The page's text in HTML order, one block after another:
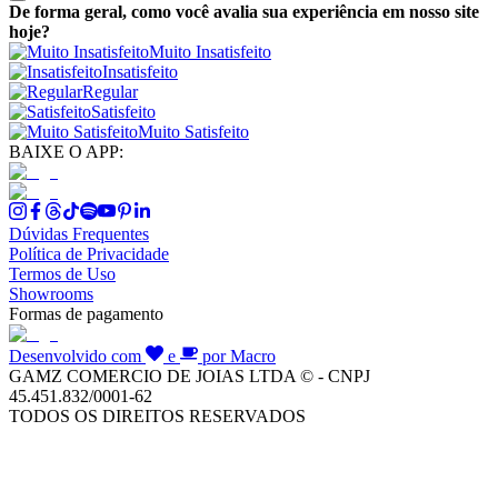
De forma geral, como você avalia sua experiência em nosso site
hoje?
Muito Insatisfeito
Insatisfeito
Regular
Satisfeito
Muito Satisfeito
BAIXE O APP:
Dúvidas Frequentes
Política de Privacidade
Termos de Uso
Showrooms
Formas de pagamento
Desenvolvido com e
por Macro
GAMZ COMERCIO DE JOIAS LTDA © - CNPJ
45.451.832/0001-62
TODOS OS DIREITOS RESERVADOS